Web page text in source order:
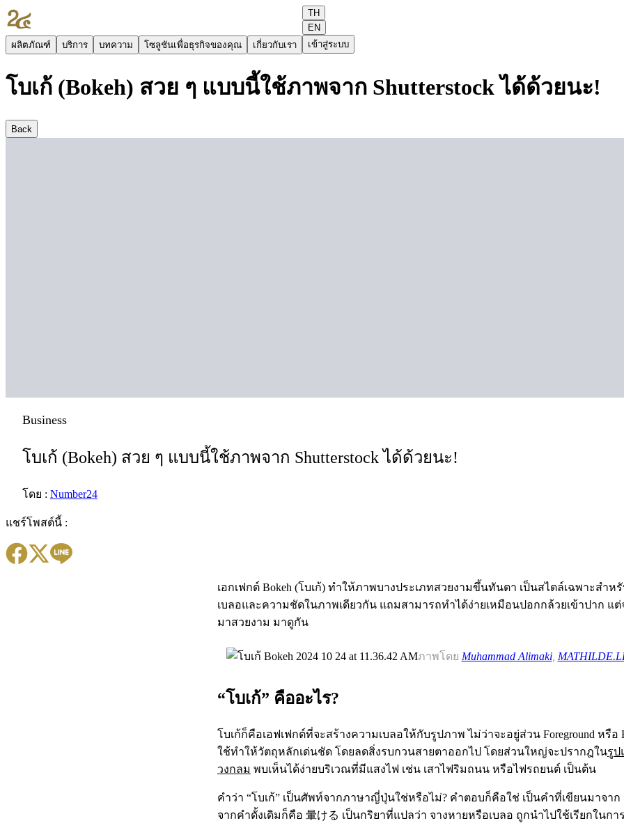
ผลิตภัณฑ์ บริการ บทความ โซลูชันเพื่อธุรกิจของคุณ เกี่ยวกับเรา
TH
EN
เข้าสู่ระบบ
โบเก้ (Bokeh) สวย ๆ แบบนี้ใช้ภาพจาก Shutterstock ได้ด้วยนะ!
Back
Business
โบเก้ (Bokeh) สวย ๆ แบบนี้ใช้ภาพจาก Shutterstock ได้ด้วยนะ!
โดย : Number24
แชร์โพสต์นี้ :
เอกเฟกต์ Bokeh (โบเก้) ทำให้ภาพบางประเภทสวยงามขึ้นทันตา เป็นสไตล์เฉพาะสำ
เบลอและความชัดในภาพเดียวกัน แถมสามารถทำได้ง่ายเหมือนปอกกล้วยเข้าปาก แ
มาสวยงาม มาดูกัน
ภาพโดย Muhammad Alimaki,
“โบเก้” คืออะไร?
โบเก้ก็คือเอฟเฟกต์ที่จะสร้างความเบลอให้กับรูปภาพ ไม่ว่าจะอยู่ส่วน Foreground หรือ
ใช้ทำให้วัตถุหลักเด่นชัด โดยลดสิ่งรบกวนสายตาออกไป โดยส่วนใหญ่จะปรากฎในรูป
วงกลม พบเห็นได้ง่ายบริเวณที่มีแสงไฟ เช่น เสาไฟริมถนน หรือไฟรถยนต์ เป็นต้น
คำว่า “โบเก้” เป็นศัพท์จากภาษาญี่ปุ่นใช่หรือไม่? คำตอบก็คือใช่ เป็นคำที่เขียนมาจาก
จากคำดั้งเดิมก็คือ 暈ける เป็นกริยาที่แปลว่า จางหายหรือเบลอ ถูกนำไปใช้เรียกในก